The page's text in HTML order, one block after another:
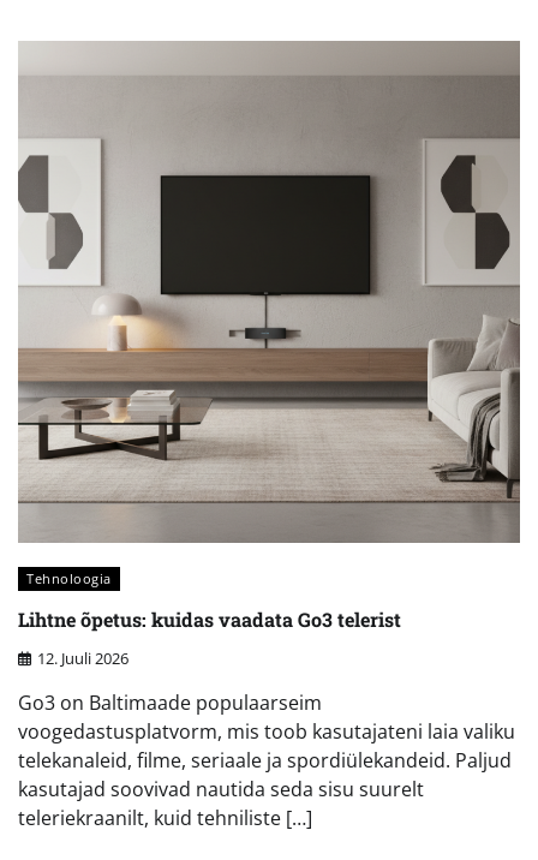
Tehnoloogia
Lihtne õpetus: kuidas vaadata Go3 telerist
12. Juuli 2026
Go3 on Baltimaade populaarseim
voogedastusplatvorm, mis toob kasutajateni laia valiku
telekanaleid, filme, seriaale ja spordiülekandeid. Paljud
kasutajad soovivad nautida seda sisu suurelt
teleriekraanilt, kuid tehniliste […]